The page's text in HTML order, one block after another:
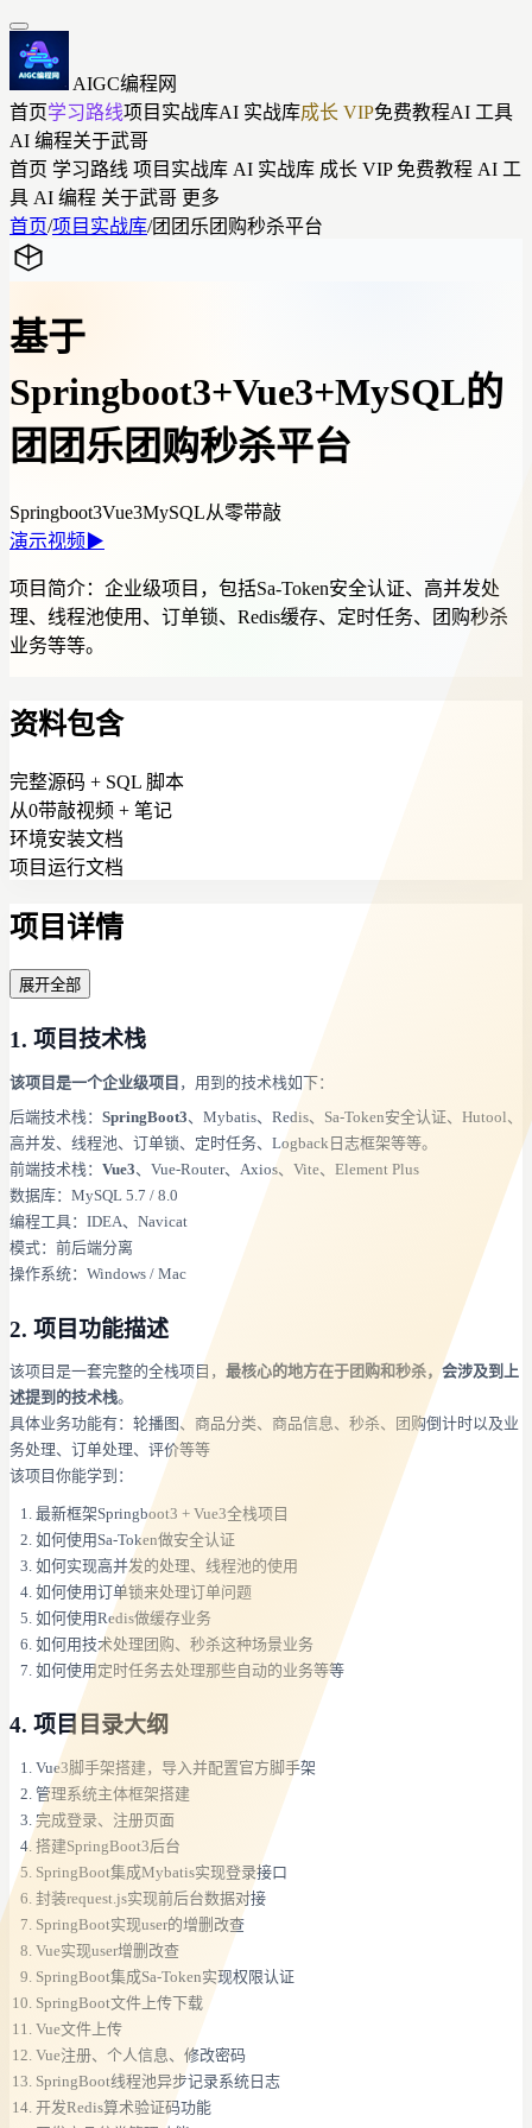
AIGC编程网
首页学习路线项目实战库AI 实战库成长 VIP免费教程AI 工具
AI 编程关于武哥
首页 学习路线 项目实战库 AI 实战库 成长 VIP免费教程 AI 工
具 AI 编程 关于武哥 更多
首页/项目实战库/团团乐团购秒杀平台
基于
Springboot3+Vue3+MySQL的
团团乐团购秒杀平台
Springboot3Vue3MySQL从零带敲
演示视频 ▶
项目简介： 企业级项目，包括Sa-Token安全认证、高并发处
理、线程池使用、订单锁、Redis缓存、定时任务、团购秒杀
业务等等。
资料包含
完整源码 + SQL 脚本
从0带敲视频 + 笔记
环境安装文档
项目运行文档
项目详情
展开全部
1. 项目技术栈
该项目是一个企业级项目 ，用到的技术栈如下：
后端技术栈： SpringBoot3、Mybatis、Redis、Sa-Token安全认证、Hutool、
高并发、线程池、订单锁、定时任务、Logback日志框架等等。
前端技术栈： Vue3、Vue-Router、Axios、Vite、Element Plus
数据库：MySQL 5.7 / 8.0
编程工具：IDEA、Navicat
模式：前后端分离
操作系统：Windows / Mac
2. 项目功能描述
该项目是一套完整的全栈项目， 最核心的地方在于团购和秒杀，会涉及到上
述提到的技术栈。
具体业务功能有：轮播图、商品分类、商品信息、秒杀、团购倒计时以及业
务处理、订单处理、评价等等
该项目你能学到：
最新框架Springboot3 + Vue3全栈项目
如何使用Sa-Token做安全认证
如何实现高并发的处理、线程池的使用
如何使用订单锁来处理订单问题
如何使用Redis做缓存业务
如何用技术处理团购、秒杀这种场景业务
如何使用定时任务去处理那些自动的业务等等
4. 项目目录大纲
Vue3脚手架搭建，导入并配置官方脚手架
管理系统主体框架搭建
完成登录、注册页面
搭建SpringBoot3后台
SpringBoot集成Mybatis实现登录接口
封装request.js实现前后台数据对接
SpringBoot实现user的增删改查
Vue实现user增删改查
SpringBoot集成Sa-Token实现权限认证
SpringBoot文件上传下载
Vue文件上传
Vue注册、个人信息、修改密码
SpringBoot线程池异步记录系统日志
开发Redis算术验证码功能